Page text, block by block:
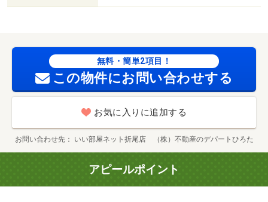
無料・簡単2項目！
この物件にお問い合わせする
お気に入りに追加する
お問い合わせ先 いい部屋ネット折尾店 （株）不動産のデパートひろた
アピールポイント